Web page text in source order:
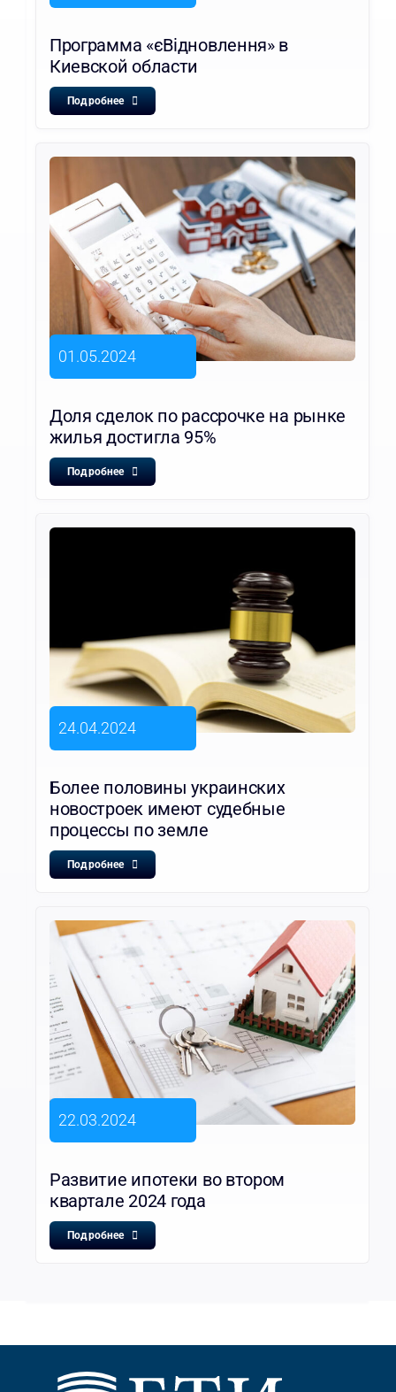
Программа «єВідновлення» в
Киевской области
Подробнее
01.05.2024
Доля сделок по рассрочке на рынке
жилья достигла 95%
Подробнее
24.04.2024
Более половины украинских
новостроек имеют судебные
процессы по земле
Подробнее
22.03.2024
Развитие ипотеки во втором
квартале 2024 года
Подробнее